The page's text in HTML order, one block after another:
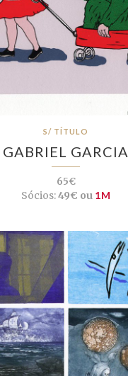
S/ TÍTULO
GABRIEL GARCIA
65€
Sócios:49€ ou 1M